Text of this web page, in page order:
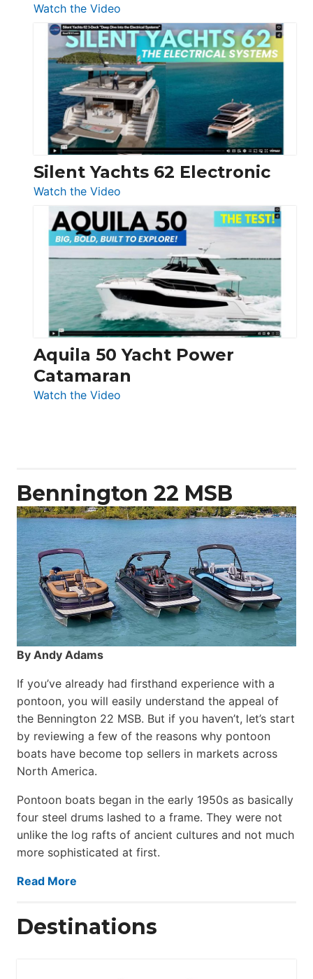
Watch the Video
De
Antonio
D32
Open
Silent Yachts 62 Electronic
Watch the Video
Silent
Yachts
62
Electronic
Aquila 50 Yacht Power
Catamaran
Watch the Video
Bennington 22 MSB
By Andy Adams
If you’ve already had firsthand experience with a
pontoon, you will easily understand the appeal of
the Bennington 22 MSB. But if you haven’t, let’s start
by reviewing a few of the reasons why pontoon
boats have become top sellers in markets across
North America.
Pontoon boats began in the early 1950s as basically
four steel drums lashed to a frame. They were not
unlike the log rafts of ancient cultures and not much
more sophisticated at first.
Read More
Destinations